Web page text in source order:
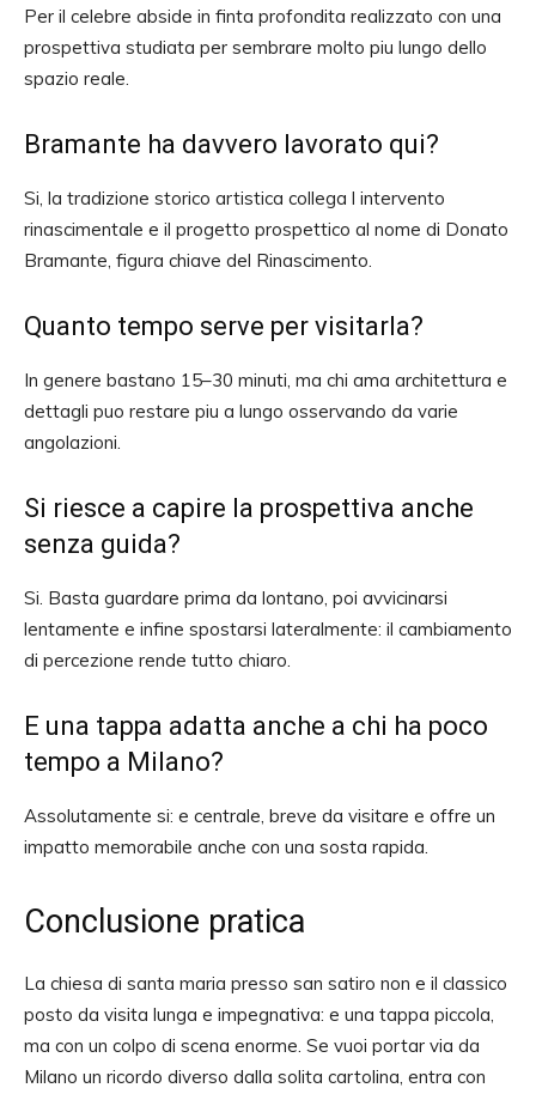
Per il celebre abside in finta profondita realizzato con una
prospettiva studiata per sembrare molto piu lungo dello
spazio reale.
Bramante ha davvero lavorato qui?
Si, la tradizione storico artistica collega l intervento
rinascimentale e il progetto prospettico al nome di Donato
Bramante, figura chiave del Rinascimento.
Quanto tempo serve per visitarla?
In genere bastano 15–30 minuti, ma chi ama architettura e
dettagli puo restare piu a lungo osservando da varie
angolazioni.
Si riesce a capire la prospettiva anche
senza guida?
Si. Basta guardare prima da lontano, poi avvicinarsi
lentamente e infine spostarsi lateralmente: il cambiamento
di percezione rende tutto chiaro.
E una tappa adatta anche a chi ha poco
tempo a Milano?
Assolutamente si: e centrale, breve da visitare e offre un
impatto memorabile anche con una sosta rapida.
Conclusione pratica
La chiesa di santa maria presso san satiro non e il classico
posto da visita lunga e impegnativa: e una tappa piccola,
ma con un colpo di scena enorme. Se vuoi portar via da
Milano un ricordo diverso dalla solita cartolina, entra con